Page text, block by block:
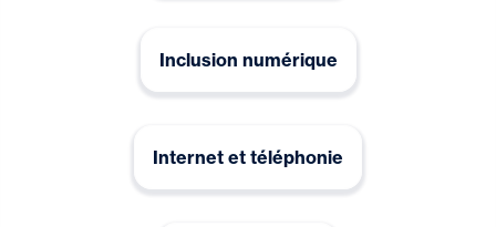
Inclusion numérique
Internet et téléphonie